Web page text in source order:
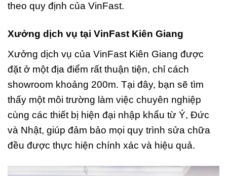
theo quy định của VinFast.
Xưởng dịch vụ tại VinFast Kiên Giang
Xưởng dịch vụ của VinFast Kiên Giang được
đặt ở một địa điểm rất thuận tiện, chỉ cách
showroom khoảng 200m. Tại đây, bạn sẽ tìm
thấy một môi trường làm việc chuyên nghiệp
cùng các thiết bị hiện đại nhập khẩu từ Ý, Đức
và Nhật, giúp đảm bảo mọi quy trình sửa chữa
đều được thực hiện chính xác và hiệu quả.